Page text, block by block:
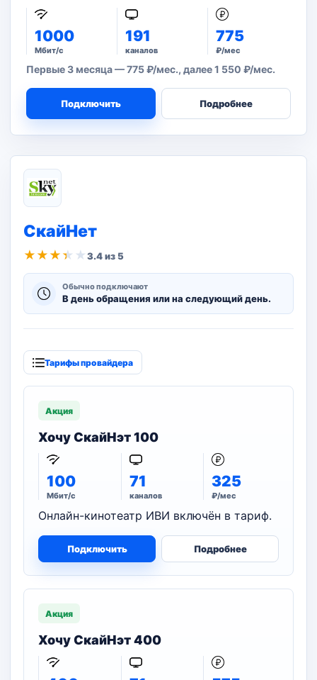
1000
Мбит/с
191
каналов
775
₽/мес
Первые 3 месяца — 775 ₽/мес., далее 1 550 ₽/мес.
Подключить Подробнее
СкайНет
★ ★ ★ ★ ★3.4 из 5
Обычно подключают
В день обращения или на следующий день.
Тарифы провайдера
Акция
Хочу СкайНэт 100
100
Мбит/с
71
каналов
325
₽/мес
Онлайн-кинотеатр ИВИ включён в тариф.
Подключить Подробнее
Акция
Хочу СкайНэт 400